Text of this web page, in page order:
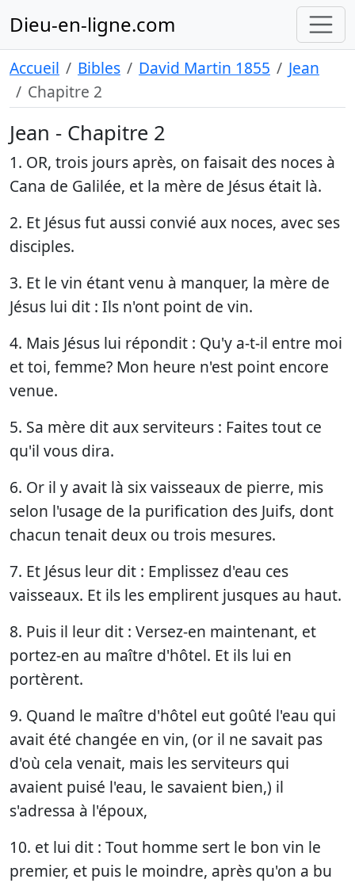
Dieu-en-ligne.com
Accueil Bibles David Martin 1855
Jean
Chapitre 2
Jean - Chapitre 2
1. OR, trois jours après, on faisait des noces à
Cana de Galilée, et la mère de Jésus était là.
2. Et Jésus fut aussi convié aux noces, avec ses
disciples.
3. Et le vin étant venu à manquer, la mère de
Jésus lui dit : Ils n'ont point de vin.
4. Mais Jésus lui répondit : Qu'y a-t-il entre moi
et toi, femme? Mon heure n'est point encore
venue.
5. Sa mère dit aux serviteurs : Faites tout ce
qu'il vous dira.
6. Or il y avait là six vaisseaux de pierre, mis
selon l'usage de la purification des Juifs, dont
chacun tenait deux ou trois mesures.
7. Et Jésus leur dit : Emplissez d'eau ces
vaisseaux. Et ils les emplirent jusques au haut.
8. Puis il leur dit : Versez-en maintenant, et
portez-en au maître d'hôtel. Et ils lui en
portèrent.
9. Quand le maître d'hôtel eut goûté l'eau qui
avait été changée en vin, (or il ne savait pas
d'où cela venait, mais les serviteurs qui
avaient puisé l'eau, le savaient bien,) il
s'adressa à l'époux,
10. et lui dit : Tout homme sert le bon vin le
premier, et puis le moindre, après qu'on a bu